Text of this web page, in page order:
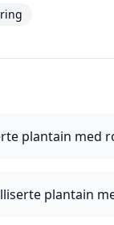
plantain med
plantain